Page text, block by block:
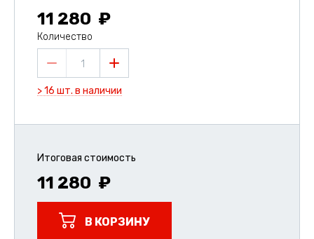
11 280
Количество
1
> 16 шт. в наличии
Итоговая стоимость
11 280
В КОРЗИНУ